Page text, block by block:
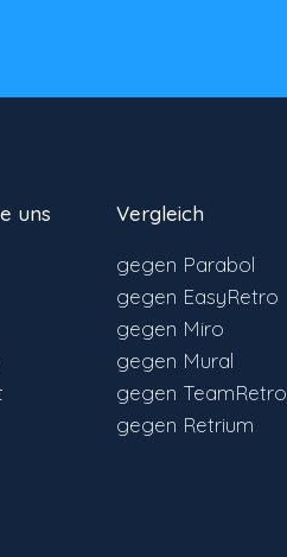
uns Vergleich
gegen Parabol
gegen EasyRetro
gegen Miro
gegen Mural
gegen TeamRetro
gegen Retrium